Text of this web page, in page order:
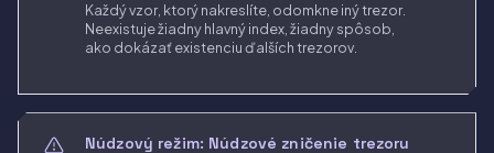
Každý vzor, ktorý nakreslíte, odomkne iný trezor.
Neexistuje žiadny hlavný index, žiadny spôsob,
ako dokázať existenciu ďalších trezorov.
Núdzový režim: Núdzové zničenie trezoru